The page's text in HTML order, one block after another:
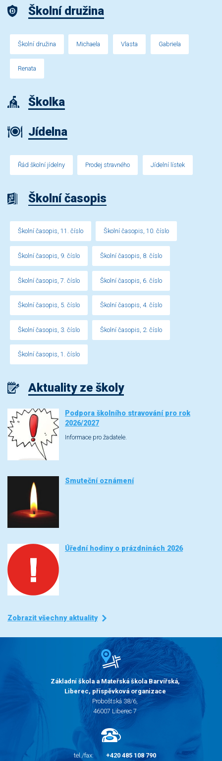
Školní družina
Školní družina Michaela Vlasta Gabriela
Renata
Školka
Jídelna
Řád školní jídelny Prodej stravného Jídelní lístek
Školní časopis
Školní časopis, 11. číslo Školní časopis, 10. číslo
Školní časopis, 9. číslo Školní časopis, 8. číslo
Školní časopis, 7. číslo Školní časopis, 6. číslo
Školní časopis, 5. číslo Školní časopis, 4. číslo
Školní časopis, 3. číslo Školní časopis, 2. číslo
Školní časopis, 1. číslo
Aktuality ze školy
Podpora školního stravování pro rok
2026/2027
Informace pro žadatele.
Smuteční oznámení
Úřední hodiny o prázdninách 2026
Zobrazit všechny aktuality
Základní škola a Mateřská škola Barvířská,
Liberec, příspěvková organizace
Proboštská 38/6,
46007 Liberec 7
tel./fax: +420 485 108 790